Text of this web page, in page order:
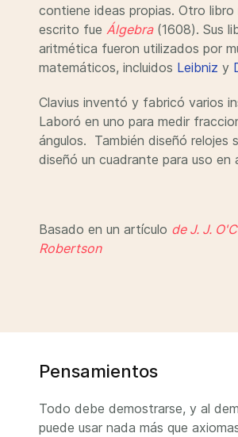
contiene ideas propias. Otro libro
escrito fue Álgebra(1608). Sus
aritmética fueron utilizados por
matemáticos, incluidos Leibniz y
Clavius inventó y fabricó varios
Laboró en uno para medir
ángulos. También diseñó relojes
diseñó un cuadrante para uso en
Basado en un artículo de J. J.
Robertson
Pensamientos
Todo debe demostrarse, y al
puede usar nada más que